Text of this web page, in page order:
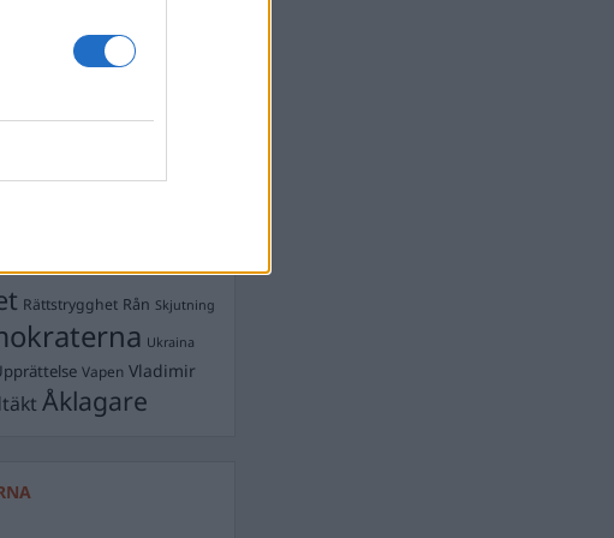
Kokainmålet
Pålsson
Ricard A R Nilsson
Rättstrygghet Rån Skjutning
Ukraina
Vapen Vladimir
Åklagare